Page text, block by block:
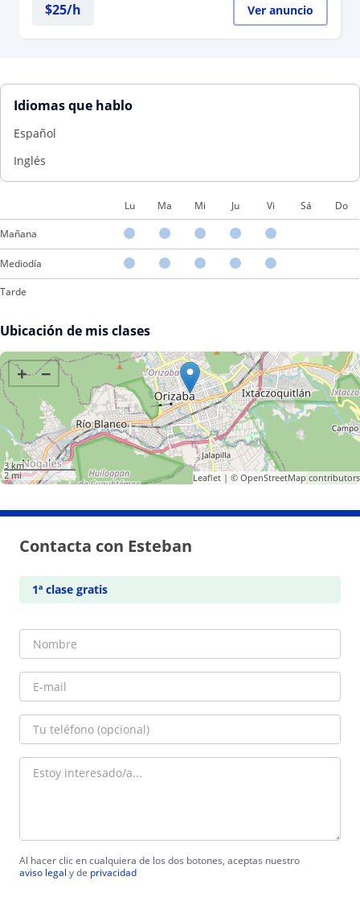
$25/h Ver anuncio
Idiomas que hablo
Español
Inglés
Lu Ma Mi Ju Vi Sá Do
Mañana
Mediodía
Tarde
Ubicación de mis clases
+ −
3 km
2 mi
Leaflet| © OpenStreetMap contributors
Contacta con Esteban
1ª clase gratis
Al hacer clic en cualquiera de los dos botones, aceptas nuestro
aviso legal y de privacidad